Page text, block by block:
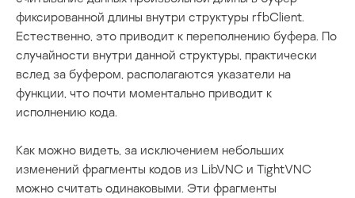
фиксированной длины внутри структуры rfbClient.
Естественно, это приводит к переполнению буфера. По
случайности внутри данной структуры, практически
вслед за буфером, располагаются указатели на
функции, что почти моментально приводит к
исполнению кода.
Как можно видеть, за исключением небольших
изменений фрагменты кодов из LibVNC и TightVNC
можно считать одинаковыми. Эти фрагменты